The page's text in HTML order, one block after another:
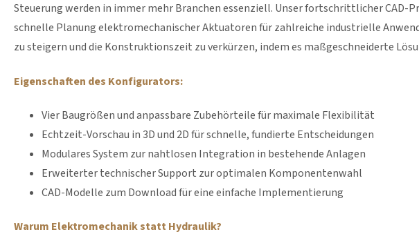
Steuerung werden in immer mehr Branchen essenziell. Unser fortschrittlicher
schnelle Planung elektromechanischer Aktuatoren für zahlreiche industrielle
zu steigern und die Konstruktionszeit zu verkürzen, indem es maßgeschneiderte
Eigenschaften des Konfigurators:
Vier Baugrößen und anpassbare Zubehörteile für maximale Flexibilität
Echtzeit-Vorschau in 3D und 2D für schnelle, fundierte Entscheidungen
Modulares System zur nahtlosen Integration in bestehende Anlagen
Erweiterter technischer Support zur optimalen Komponentenwahl
CAD-Modelle zum Download für eine einfache Implementierung
Warum Elektromechanik statt Hydraulik?